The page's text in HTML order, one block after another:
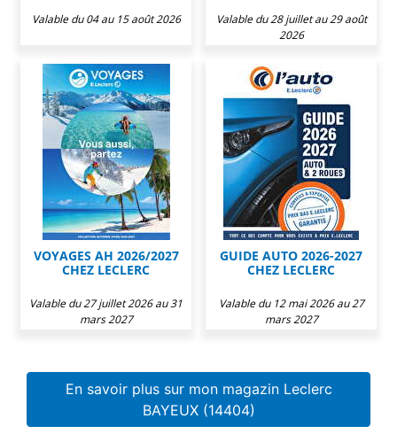
Valable du 04 au 15 août 2026
Valable du 28 juillet au 29 août
2026
VOYAGES AH 2026/2027
CHEZ LECLERC
Valable du 27 juillet 2026 au 31
mars 2027
GUIDE AUTO 2026-2027
CHEZ LECLERC
Valable du 12 mai 2026 au 27
mars 2027
En savoir plus sur mon magazin Leclerc
BAYEUX (14404)